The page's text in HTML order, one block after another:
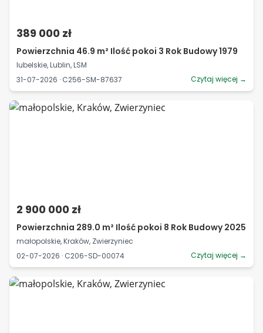
389 000 zł
Powierzchnia 46.9 m² Ilość pokoi 3 Rok Budowy 1979
lubelskie, Lublin, LSM
31-07-2026 · C256-SM-87637
Czytaj więcej →
2 900 000 zł
Powierzchnia 289.0 m² Ilość pokoi 8 Rok Budowy 2025
małopolskie, Kraków, Zwierzyniec
02-07-2026 · C206-SD-00074
Czytaj więcej →